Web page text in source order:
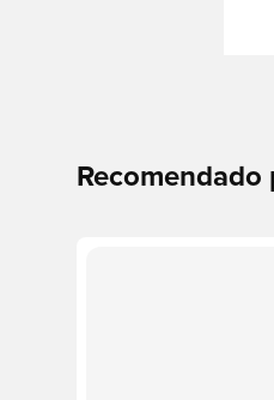
Recomendado